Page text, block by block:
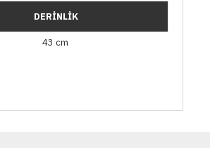
DERİNLİK
43 cm